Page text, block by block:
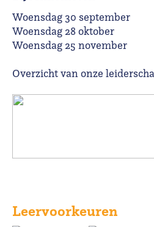
Woensdag 30 september
Woensdag 28 oktober
Woensdag 25 november
Overzicht van onze
Leervoorkeuren